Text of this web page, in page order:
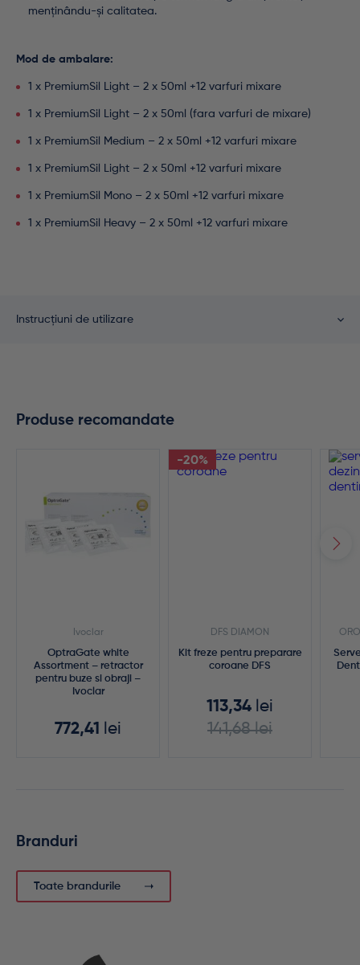
menținându-și calitatea.
Mod de ambalare:
1 x PremiumSil Light – 2 x 50ml +12 varfuri mixare
1 x PremiumSil Light – 2 x 50ml (fara varfuri de mixare)
1 x PremiumSil Medium – 2 x 50ml +12 varfuri mixare
1 x PremiumSil Light – 2 x 50ml +12 varfuri mixare
1 x PremiumSil Mono – 2 x 50ml +12 varfuri mixare
1 x PremiumSil Heavy – 2 x 50ml +12 varfuri mixare
Instrucțiuni de utilizare
Produse recomandate
Ivoclar
OptraGate white
Assortment – retractor
pentru buze si obraji –
Ivoclar
772,41 lei
-20%
DFS DIAMON
Kit freze pentru preparare
coroane DFS
113,34 lei
141,68lei
Branduri
Toate brandurile